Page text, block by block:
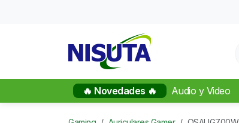
🔥 Novedades 🔥 Audio y Video